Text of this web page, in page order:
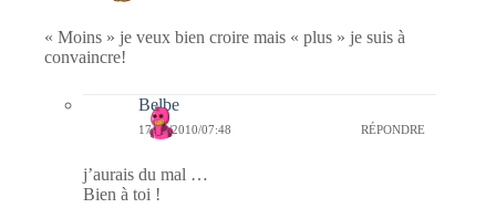
« Moins » je veux bien croire mais « plus » je suis à
convaincre!
Belbe
17/02/2010/07:48 RÉPONDRE
j’aurais du mal …
Bien à toi !